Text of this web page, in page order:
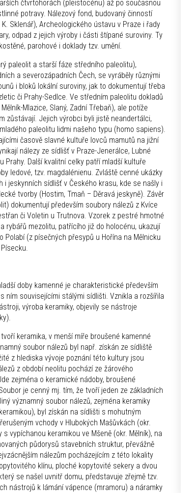
čtvrtohorách (pleistocénu) až po současnou
potravy. Nálezový fond, budovaný činností
Sklenář), Archeologického ústavu v Praze i řady
odpad z jejich výroby i části štípané suroviny. Ty
parohové i doklady tzv. umění.
paleolit a starší fáze středního paleolitu),
a severozápadních Čech, se vyráběly různými
i bloků lokální suroviny, jak to dokumentují třeba
či Prahy-Sedlce. Ve středním paleolitu dokladů
Mlazice, Slaný, Zadní Třebaň), ale potíže
zůstávají. Jejich výrobci byli jistě neandertálci,
paleolitu lidmi našeho typu (homo sapiens).
časově slavné kultuře lovců mamutů na jižní
nálezy ze sídlišť v Praze-Jenerálce, Lubné
Prahy. Další kvalitní celky patří mladší kultuře
ledové, tzv. magdalénienu. Zvláště cenné ukázky
i jeskynních sídlišť v Českého krasu, kde se našly i
tvorby (Hostim, Tmaň – Děravá jeskyně). Závěr
dokumentují především soubory nálezů z Kvíce
či Voletin u Trutnova. Vzorek z pestré hmotné
rybářů mezolitu, patřícího již do holocénu, ukazují
(z písečných přesypů u Hořína na Mělnicku
doby kamenné je charakteristické především
ním souvisejícími stálými sídlišti. Vznikla a rozšířila
výroba keramiky, objevily se nástroje
keramika, v menší míře broušené kamenné
soubor nálezů byl např. získán ze sídliště
z hlediska vývoje poznání této kultury jsou
z období neolitu pochází ze žárového
zejména o keramické nádoby, broušené
je cenný mj. tím, že tvoří jeden ze základních
významný soubor nálezů, zejména keramiky
byl získán na sídlišti s mohutným
vchody v Hlubokých Mašůvkách (okr.
vypíchanou keramikou ve Mšeně (okr. Mělník), na
půdorysů stavebních struktur, převážně
nálezům pocházejícím z této lokality
klínu, ploché kopytovité sekery a dvou
se našel uvnitř domu, představuje zřejmě tzv.
nástrojů k lámání vápence (mramoru) a náramky